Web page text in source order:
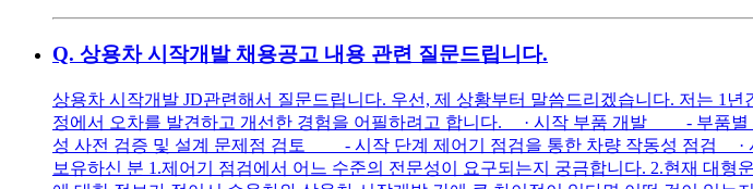
Q. 상용차 시작개발 채용공고 내용 관련 질문드립니다.
상용차 시작개발 JD관련해서 질문드립니다. 우선, 제 상황부터 말씀드리겠습니다. 저는 1
정에서 오차를 발견하고 개선한 경험을 어필하려고 합니다. · 시작 부품 개발 - 부품
성 사전 검증 및 설계 문제점 검토 - 시작 단계 제어기 점검을 통한 차량 작동성 점검 ·
보유하신 분 1.제어기 점검에서 어느 수준의 전문성이 요구되는지 궁금합니다. 2.현재 대